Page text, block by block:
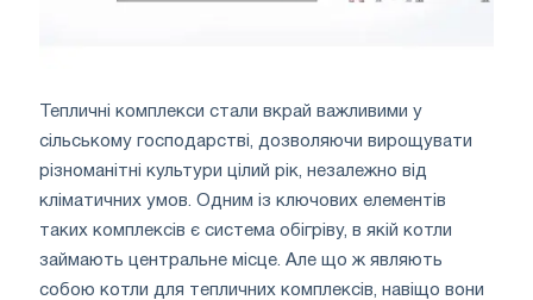
Тепличні комплекси стали вкрай важливими у
сільському господарстві, дозволяючи вирощувати
різноманітні культури цілий рік, незалежно від
кліматичних умов. Одним із ключових елементів
таких комплексів є система обігріву, в якій котли
займають центральне місце. Але що ж являють
собою котли для тепличних комплексів, навіщо вони